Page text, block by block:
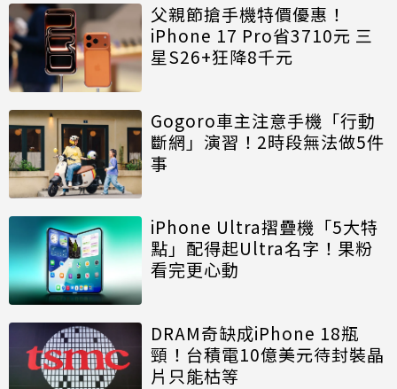
父親節搶手機特價優惠！
iPhone 17 Pro省3710元 三
星S26+狂降8千元
Gogoro車主注意手機「行動
斷網」演習！2時段無法做5件
事
iPhone Ultra摺疊機「5大特
點」配得起Ultra名字！果粉
看完更心動
DRAM奇缺成iPhone 18瓶
頸！台積電10億美元待封裝晶
片只能枯等